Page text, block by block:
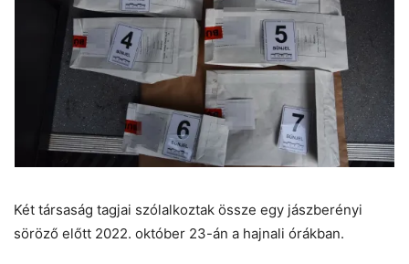
Két társaság tagjai szólalkoztak össze egy jászberényi
söröző előtt 2022. október 23-án a hajnali órákban.